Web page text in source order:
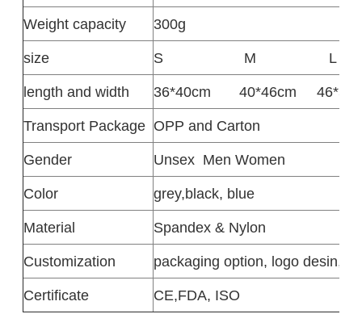
Weight capacity
300g
size
S M
L
length and width
36*40cm 40*46cm
Transport Package OPP and Carton
Gender
Unsex Men Women
Color
grey,black, blue
Material
Spandex & Nylon
Customization
packaging option, logo
Certificate
CE,FDA, ISO